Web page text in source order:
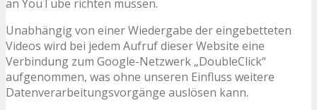
an YouTube richten müssen.
Unabhängig von einer Wiedergabe der eingebetteten
Videos wird bei jedem Aufruf dieser Website eine
Verbindung zum Google-Netzwerk „DoubleClick“
aufgenommen, was ohne unseren Einfluss weitere
Datenverarbeitungsvorgänge auslösen kann.